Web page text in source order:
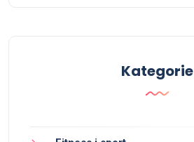
Kategorie